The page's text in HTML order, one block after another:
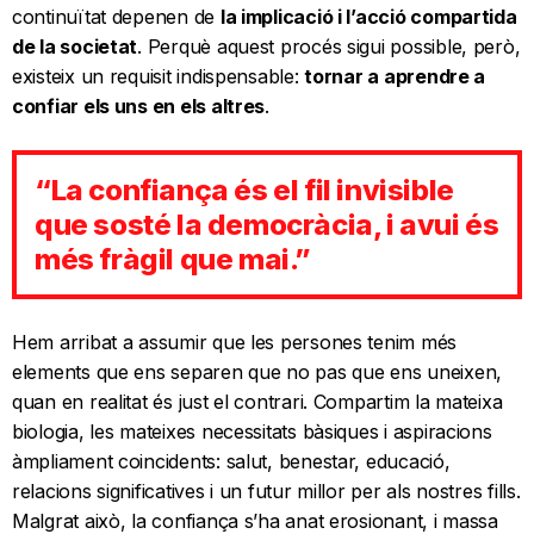
continuïtat depenen de la implicació i l’acció compartida
de la societat. Perquè aquest procés sigui possible, però,
existeix un requisit indispensable:tornar a aprendre a
confiar els uns en els altres.
“La confiança és el fil invisible
que sosté la democràcia, i avui és
més fràgil que mai.”
Hem arribat a assumir que les persones tenim més
elements que ens separen que no pas que ens uneixen,
quan en realitat és just el contrari. Compartim la mateixa
biologia, les mateixes necessitats bàsiques i aspiracions
àmpliament coincidents: salut, benestar, educació,
relacions significatives i un futur millor per als nostres fills.
Malgrat això, la confiança s’ha anat erosionant, i massa